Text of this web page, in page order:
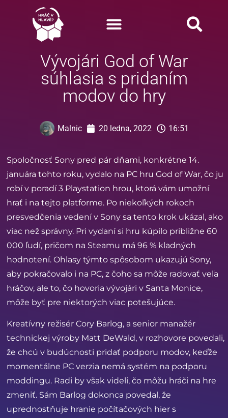
Vývojári God of War
súhlasia s pridaním
modov do hry
Malnic 20 ledna, 2022 16:51
Spoločnosť Sony pred pár dňami, konkrétne 14.
januára tohto roku, vydalo na PC hru God of War, čo ju
robí v poradí 3 Playstation hrou, ktorá vám umožní
hrať i na tejto platforme. Po niekoľkých rokoch
presvedčenia vedení v Sony sa tento krok ukázal, ako
viac než správny. Pri vydaní si hru kúpilo približne 60
000 ľudí, pričom na Steamu má 96 % kladných
hodnotení. Ohlasy týmto spôsobom ukazujú Sony,
aby pokračovalo i na PC, z čoho sa môže radovať veľa
hráčov, ale to, čo hovoria vývojári v Santa Monice,
môže byť pre niektorých viac potešujúce.
Kreatívny režisér Cory Barlog, a senior manažér
technickej výroby Matt DeWald, v rozhovore povedali,
že chcú v budúcnosti pridať podporu modov, keďže
momentálne PC verzia nemá systém na podporu
moddingu. Radi by však videli, čo môžu hráči na hre
zmeniť. Sám Barlog dokonca povedal, že
uprednostňuje hranie počítačových hier s